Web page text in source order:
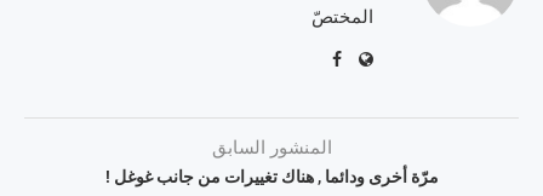
المختصّ
المنشور السابق
مرّة أخرى ودائما , هناك تغييرات من جانب غوغل !